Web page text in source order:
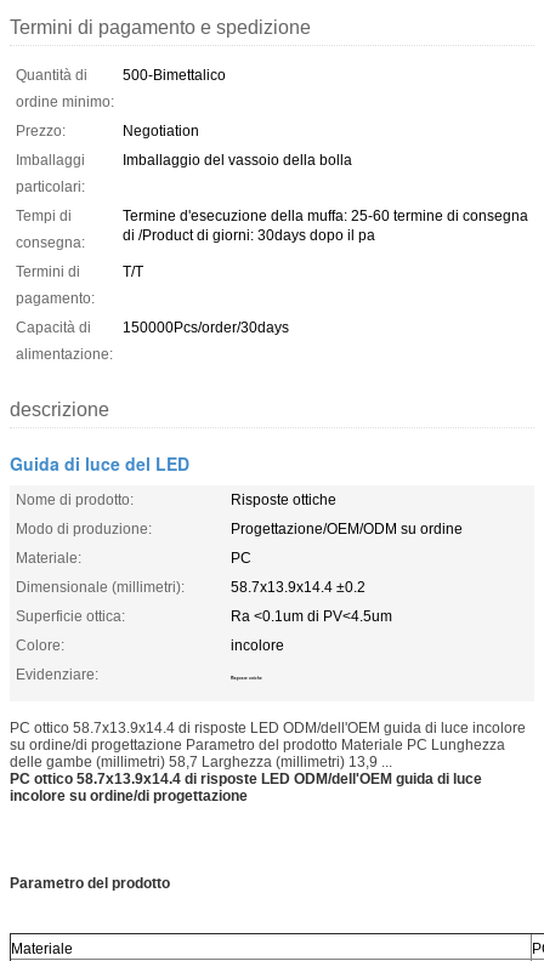
Termini di pagamento e spedizione
Quantità di
ordine minimo:
500-Bimettalico
Prezzo:
Negotiation
Imballaggi
particolari:
Imballaggio del vassoio della bolla
Tempi di
consegna:
Termine d'esecuzione della muffa: 25-60 termine di consegna
di /Product di giorni: 30days dopo il pa
Termini di
pagamento:
T/T
Capacità di
alimentazione:
150000Pcs/order/30days
descrizione
Guida di luce del LED
Nome di prodotto:
Risposte ottiche
Modo di produzione:
Progettazione/OEM/ODM su ordine
Materiale:
PC
Dimensionale (millimetri):
58.7x13.9x14.4 ±0.2
Superficie ottica:
Ra <0.1um di PV<4.5um
Colore:
incolore
Evidenziare:
Risposte ottiche
PC ottico 58.7x13.9x14.4 di risposte LED ODM/dell'OEM guida di luce incolore
su ordine/di progettazione Parametro del prodotto Materiale PC Lunghezza
delle gambe (millimetri) 58,7 Larghezza (millimetri) 13,9 ...
PC ottico 58.7x13.9x14.4 di risposte LED ODM/dell'OEM guida di luce
incolore su ordine/di progettazione
Parametro del prodotto
Materiale